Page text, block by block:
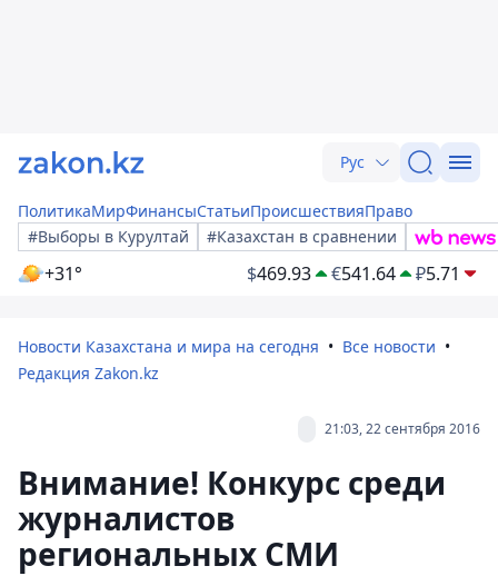
Рус
ПолитикаМирФинансыСтатьиПроисшествияПраво
#Выборы в Курултай
#Казахстан в сравнении
+31° $469.93 €541.64 ₽5.71
Новости Казахстана и мира на сегодня
Все новости
Редакция Zakon.kz
21:03, 22 сентября 2016
Внимание! Конкурс среди
журналистов
региональных СМИ